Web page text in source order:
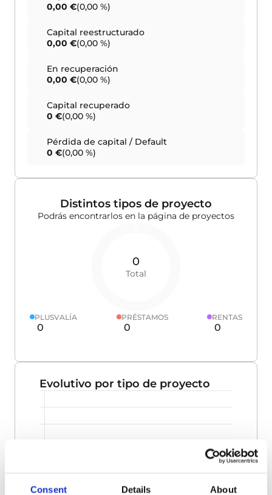
Consent Details About
0,00 €(0,00 %)
Capital reestructurado
0,00 €(0,00 %)
En recuperación
0,00 €(0,00 %)
Capital recuperado
0 €(0,00 %)
Pérdida de capital / Default
0 €(0,00 %)
Distintos tipos de proyecto
Podrás encontrarlos en la página de proyectos
0
Total
PLUSVALÍA
0
PRÉSTAMOS
0
RENTAS
0
Evolutivo por tipo de proyecto